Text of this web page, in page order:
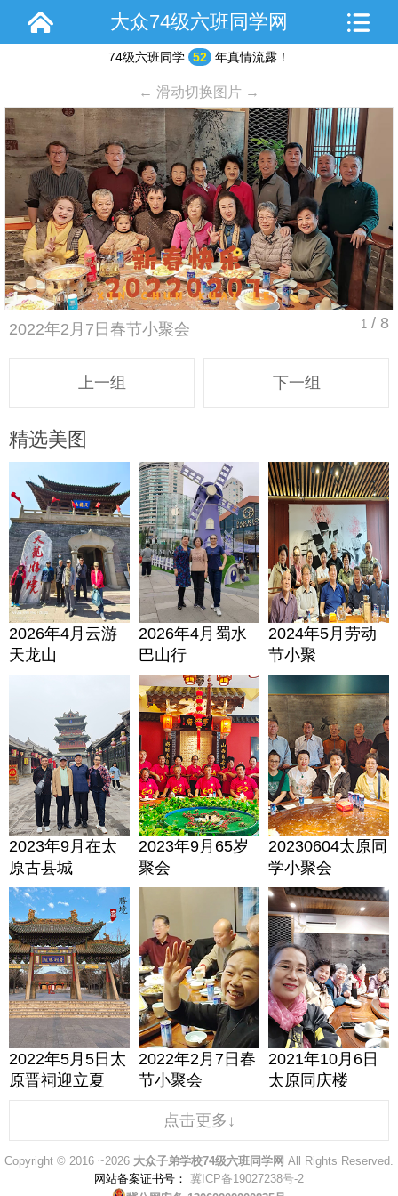
大众74级六班同学网
74级六班同学 52 年真情流露！
← 滑动切换图片 →
1 / 8
2022年2月7日春节小聚会
上一组 下一组
精选美图
2026年4月云游
天龙山
2026年4月蜀水
巴山行
2024年5月劳动
节小聚
2023年9月在太
原古县城
2023年9月65岁
聚会
20230604太原同
学小聚会
2022年5月5日太
原晋祠迎立夏
2022年2月7日春
节小聚会
2021年10月6日
太原同庆楼
点击更多↓
Copyright © 2016 ~2026 大众子弟学校74级六班同学网 All Rights Reserved.
网站备案证书号： 冀ICP备19027238号-2